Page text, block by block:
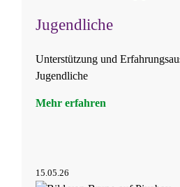
Jugendliche
Unterstützung und
Jugendliche
Mehr erfahren
15.05.26